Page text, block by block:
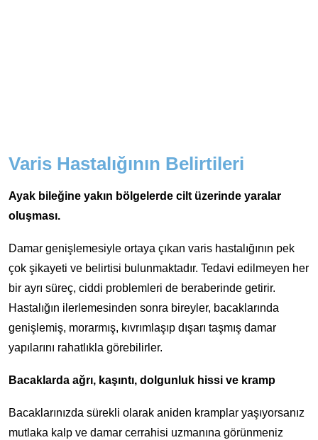
Varis Hastalığının Belirtileri
Ayak bileğine yakın bölgelerde cilt üzerinde yaralar
oluşması.
Damar genişlemesiyle ortaya çıkan varis hastalığının pek
çok şikayeti ve belirtisi bulunmaktadır. Tedavi edilmeyen her
bir ayrı süreç, ciddi problemleri de beraberinde getirir.
Hastalığın ilerlemesinden sonra bireyler, bacaklarında
genişlemiş, morarmış, kıvrımlaşıp dışarı taşmış damar
yapılarını rahatlıkla görebilirler.
Bacaklarda ağrı, kaşıntı, dolgunluk hissi ve kramp
Bacaklarınızda sürekli olarak aniden kramplar yaşıyorsanız
mutlaka kalp ve damar cerrahisi uzmanına görünmeniz